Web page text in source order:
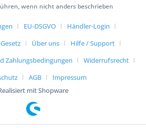
wenn nicht anders beschrieben
EU-DSGVO
Händler-Login
Über uns
Hilfe / Support
Zahlungsbedingungen
Widerrufsrecht
AGB
Impressum
mit Shopware